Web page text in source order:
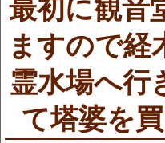
最初に観音
ますので経
霊水場へ行
て塔婆を